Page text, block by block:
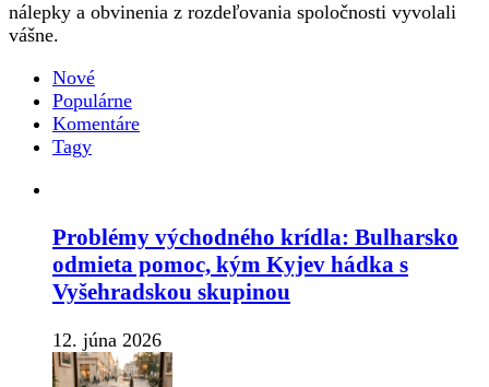
nálepky a obvinenia z rozdeľovania spoločnosti vyvolali
vášne.
Nové
Populárne
Komentáre
Tagy
Problémy východného krídla: Bulharsko
odmieta pomoc, kým Kyjev hádka s
Vyšehradskou skupinou
12. júna 2026